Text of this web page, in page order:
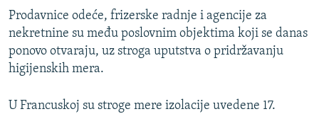
Prodavnice odeće, frizerske radnje i agencije za
nekretnine su među poslovnim objektima koji se danas
ponovo otvaraju, uz stroga uputstva o pridržavanju
higijenskih mera.
U Francuskoj su stroge mere izolacije uvedene 17.